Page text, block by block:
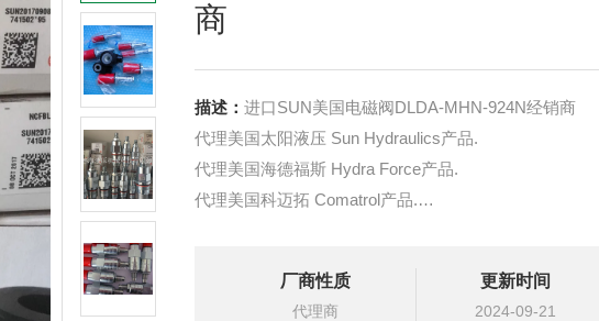
商
描述： 进口SUN美国电磁阀DLDA-MHN-924N经销商
代理美国太阳液压 Sun Hydraulics产品.
代理美国海德福斯 Hydra Force产品.
代理美国科迈拓 Comatrol产品.
液压油缸，经销力士乐、派克、中国台湾北部等液压元件
厂商性质
代理商
更新时间
2024-09-21